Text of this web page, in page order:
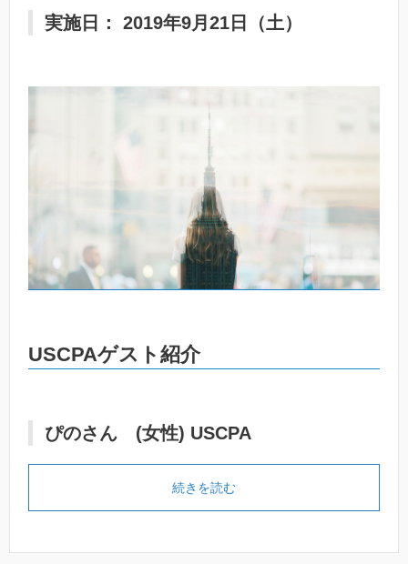
実施日： 2019年9月21日（土）
USCPAゲスト紹介
ぴのさん (女性) USCPA
続きを読む